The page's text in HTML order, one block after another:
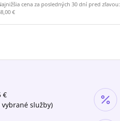
cena za posledných 30 dní pred zľavou:
€
€
služby)